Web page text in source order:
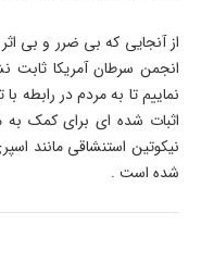
از آنجایی که بی ضرر و بی
انجمن سرطان آمریکا ثابت
نماییم تا به مردم در
اثبات شده ای برای کمک
نیکوتین استنشاقی مانند
شده است .